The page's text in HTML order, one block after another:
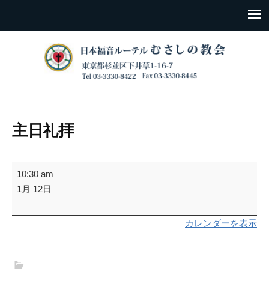
主日礼拝
主
日
拝
10:30 am
1月 12日
カレンダーを表示